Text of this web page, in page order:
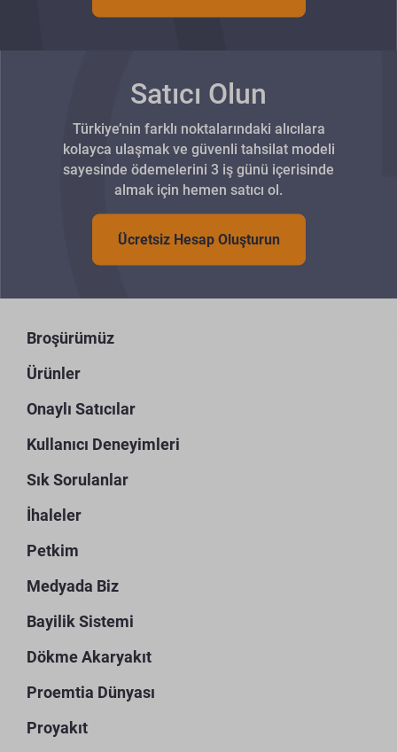
Satıcı Olun
Türkiye’nin farklı noktalarındaki alıcılara
kolayca ulaşmak ve güvenli tahsilat modeli
sayesinde ödemelerini 3 iş günü içerisinde
almak için hemen satıcı ol.
Ücretsiz Hesap Oluşturun
Broşürümüz
Ürünler
Onaylı Satıcılar
Kullanıcı Deneyimleri
Sık Sorulanlar
İhaleler
Petkim
Medyada Biz
Bayilik Sistemi
Dökme Akaryakıt
Proemtia Dünyası
Proyakıt